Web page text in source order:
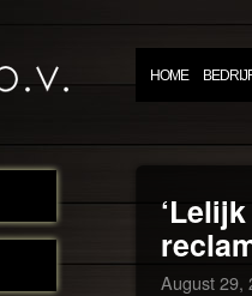
HOME
August 29,